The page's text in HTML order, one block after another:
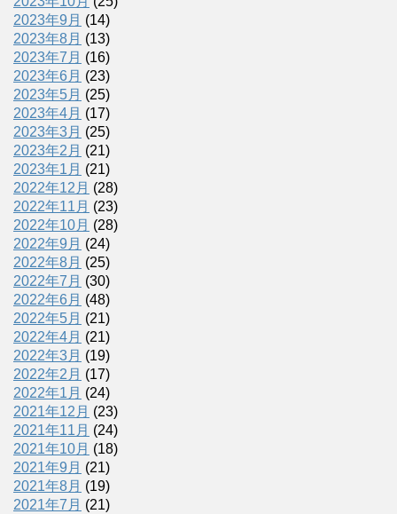
2023年9月 (14)
2023年8月 (13)
2023年7月 (16)
2023年6月 (23)
2023年5月 (25)
2023年4月 (17)
2023年3月 (25)
2023年2月 (21)
2023年1月 (21)
2022年12月 (28)
2022年11月 (23)
2022年10月 (28)
2022年9月 (24)
2022年8月 (25)
2022年7月 (30)
2022年6月 (48)
2022年5月 (21)
2022年4月 (21)
2022年3月 (19)
2022年2月 (17)
2022年1月 (24)
2021年12月 (23)
2021年11月 (24)
2021年10月 (18)
2021年9月 (21)
2021年8月 (19)
2021年7月 (21)